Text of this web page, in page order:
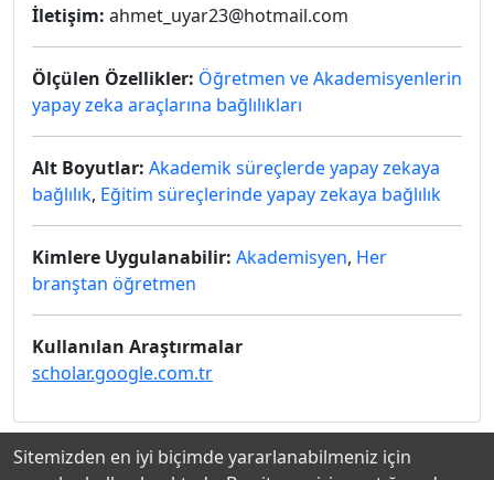
İletişim: ahmet_uyar23@hotmail.com
Ölçülen Özellikler: Öğretmen ve Akademisyenlerin
yapay zeka araçlarına bağlılıkları
Alt Boyutlar: Akademik süreçlerde yapay zekaya
bağlılık, Eğitim süreçlerinde yapay zekaya bağlılık
Kimlere Uygulanabilir: Akademisyen, Her
branştan öğretmen
Kullanılan Araştırmalar
scholar.google.com.tr
Sitemizden en iyi biçimde yararlanabilmeniz için